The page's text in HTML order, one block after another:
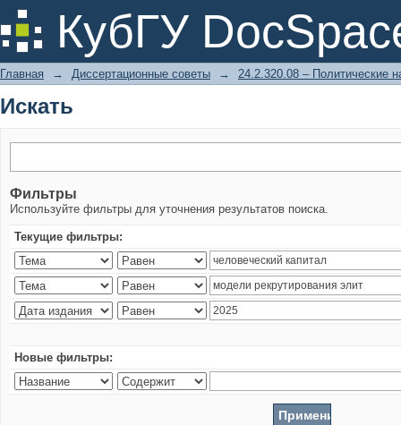
КубГУ
Искать
Главная → Диссертационные советы → 24.2.320.08 – Политические
Искать
Фильтры
Используйте фильтры для уточнения результатов поиска.
Текущие фильтры:
Новые фильтры: